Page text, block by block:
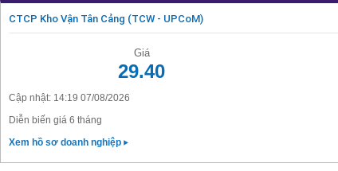
CTCP Kho Vận Tân Cảng (TCW - UPCoM)
Giá
29.40
Cập nhật: 14:19 07/08/2026
Diễn biến giá 6 tháng
Xem hồ sơ doanh nghiệp